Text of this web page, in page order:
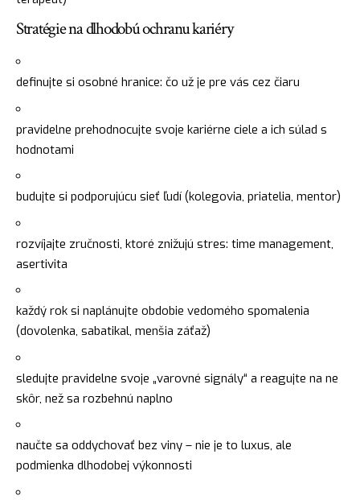
Stratégie na dlhodobú ochranu kariéry
definujte si osobné hranice: čo už je pre vás cez čiaru
pravidelne prehodnocujte svoje kariérne ciele a ich súlad s
hodnotami
budujte si podporujúcu sieť ľudí (kolegovia, priatelia, mentor)
rozvíjajte zručnosti, ktoré znižujú stres: time management,
asertivita
každý rok si naplánujte obdobie vedomého spomalenia
(dovolenka, sabatikal, menšia záťaž)
sledujte pravidelne svoje „varovné signály“ a reagujte na ne
skôr, než sa rozbehnú naplno
naučte sa oddychovať bez viny – nie je to luxus, ale
podmienka dlhodobej výkonnosti